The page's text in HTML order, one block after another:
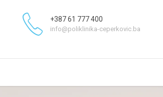
+387 61 777 400
info@poliklinika-ceperkovic.ba